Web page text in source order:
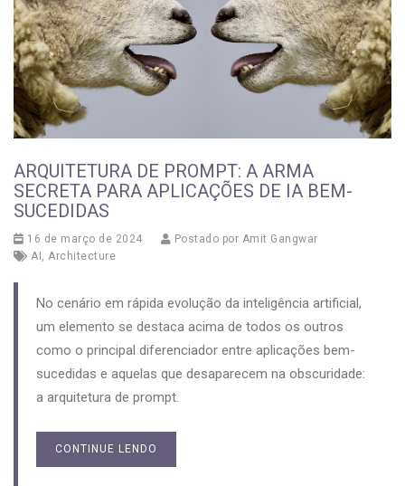
ARQUITETURA DE PROMPT: A ARMA
SECRETA PARA APLICAÇÕES DE IA BEM-
SUCEDIDAS
16 de março de 2024 Postado por Amit Gangwar
AI , Architecture
No cenário em rápida evolução da inteligência artificial,
um elemento se destaca acima de todos os outros
como o principal diferenciador entre aplicações bem-
sucedidas e aquelas que desaparecem na obscuridade:
a arquitetura de prompt.
CONTINUE LENDO